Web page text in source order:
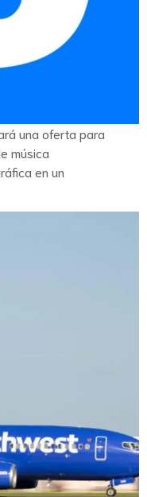
una oferta para
música
en un